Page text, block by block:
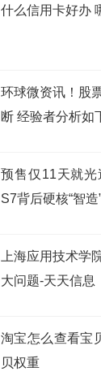
什么信用卡好办
环球微资讯！股
断 经验者分析如
预售仅11天就
S7背后硬核“智
上海应用技术学
大问题-天天信息
淘宝怎么查看宝
贝权重